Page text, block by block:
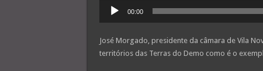
Reprodutor
00:00
José Morgado, presidente da câmara de Vila
territórios das Terras do Demo como é o